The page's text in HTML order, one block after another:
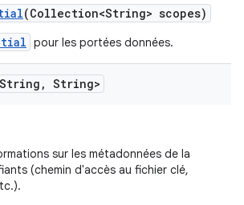
(Collection<String> scopes)
pour les portées données.
, String>
sur les métadonnées de la
(chemin d'accès au fichier clé,